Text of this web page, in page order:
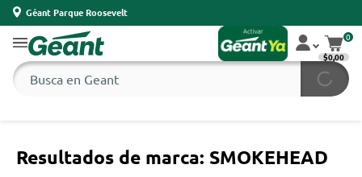
Géant Parque Roosevelt
0
$0,00
Resultados de marca: SMOKEHEAD